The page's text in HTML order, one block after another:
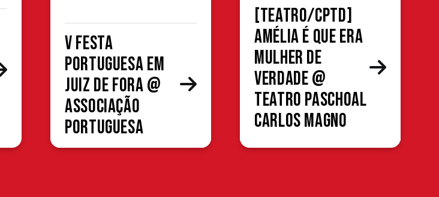
V Festa
Portuguesa em
Juiz de Fora @
Associação
Portuguesa
[TEATRO/CPTD]
Amélia é que era
mulher de
verdade @
Teatro Paschoal
Carlos Magno